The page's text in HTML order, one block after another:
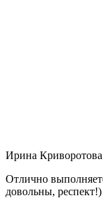
Ирина Криворотова
Отлично
довольны, респект!)